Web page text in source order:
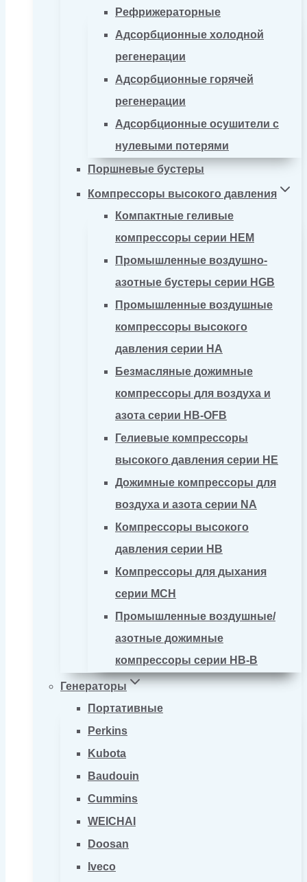
Рефрижераторные
Адсорбционные холодной
регенерации
Адсорбционные горячей
регенерации
Адсорбционные осушители с
нулевыми потерями
Поршневые бустеры
Компрессоры высокого давления
Компактные геливые
компрессоры серии HEM
Промышленные воздушно-
азотные бустеры серии HGB
Промышленные воздушные
компрессоры высокого
давления серии HA
Безмасляные дожимные
компрессоры для воздуха и
азота серии HB-OFB
Гелиевые компрессоры
высокого давления серии HE
Дожимные компрессоры для
воздуха и азота серии NA
Компрессоры высокого
давления серии HB
Компрессоры для дыхания
серии MCH
Промышленные воздушные/
азотные дожимные
компрессоры серии HB-B
Генераторы
Портативные
Perkins
Kubota
Baudouin
Cummins
WEICHAI
Doosan
Iveco